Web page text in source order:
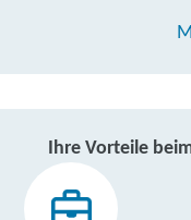
Ihre Vorteile